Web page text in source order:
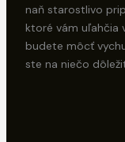
naň starostlivo
ktoré vám uľahčia
budete môcť
ste na niečo